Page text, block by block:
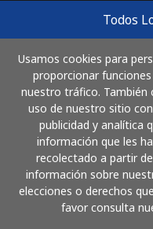
Todos
Usamos cookies para
proporcionar
nuestro tráfico.
uso de nuestro sitio
publicidad y analítica
información que les
recolectado a partir
información sobre
elecciones o derechos
favor consulta
Comprar
Cómo funciona